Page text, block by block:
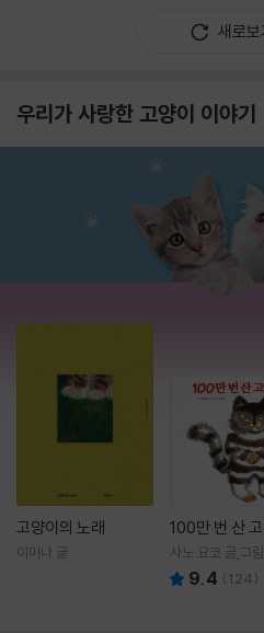
새로보
우리가 사랑한 고양이 이야기
고양이의 노래
이미나 글
100만 번 산
사노 요코 글,그림
역 9.4 (124)